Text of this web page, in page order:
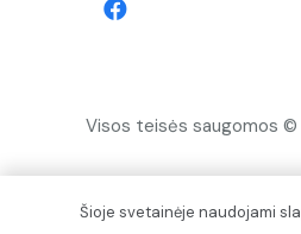
Visos teisės saugomos ©
Šioje svetainėje naudojami